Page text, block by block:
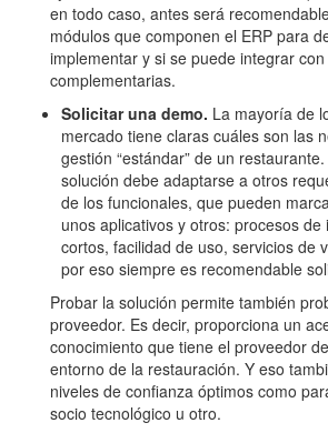
en todo caso, antes será
módulos que componen el ERP para
implementar y si se puede integrar
complementarias.
Solicitar una demo. La mayoría de
mercado tiene claras cuáles son las
gestión “estándar” de un
solución debe adaptarse a otros
de los funcionales, que pueden
unos aplicativos y otros: procesos de
cortos, facilidad de uso, servicios de
por eso siempre es recomendable
Probar la solución permite también
proveedor. Es decir, proporciona un
conocimiento que tiene el proveedor
entorno de la restauración. Y eso
niveles de confianza óptimos como
socio tecnológico u otro.